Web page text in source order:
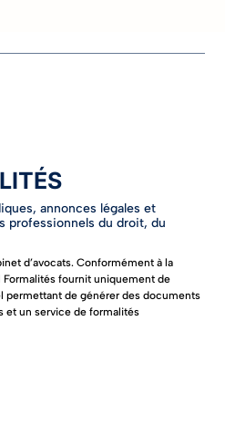
En savoir plus
annonces légales et
professionnels du droit, du
d’avocats. Conformément à la
fournit uniquement de
permettant de générer des documents
et un service de formalités